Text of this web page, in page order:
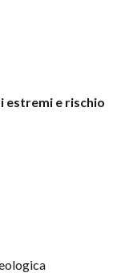
estremi e rischio